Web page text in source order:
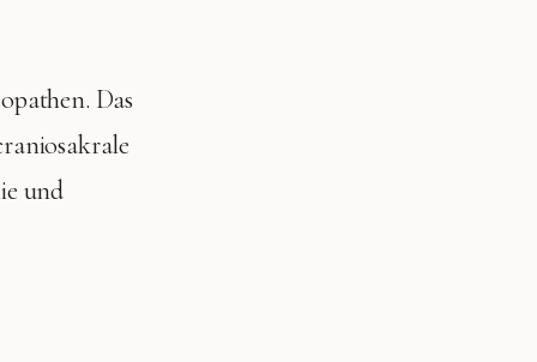
Das
und